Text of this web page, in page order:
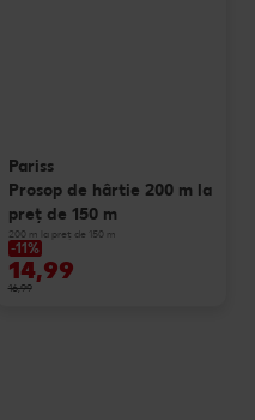
Pariss
Prosop de hârtie 200 m la
preț de 150 m
200 m la preț de 150 m
-11%
14,99
16,99